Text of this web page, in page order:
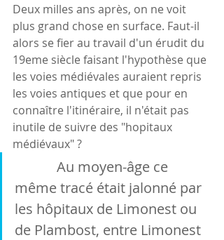
Deux milles ans après, on ne voit
plus grand chose en surface. Faut-il
alors se fier au travail d'un érudit du
19eme siècle faisant l'hypothèse que
les voies médiévales auraient repris
les voies antiques et que pour en
connaître l'itinéraire, il n'était pas
inutile de suivre des "hopitaux
médiévaux" ?
Au moyen-âge ce
même tracé était jalonné par
les hôpitaux de Limonest ou
de Plambost, entre Limonest